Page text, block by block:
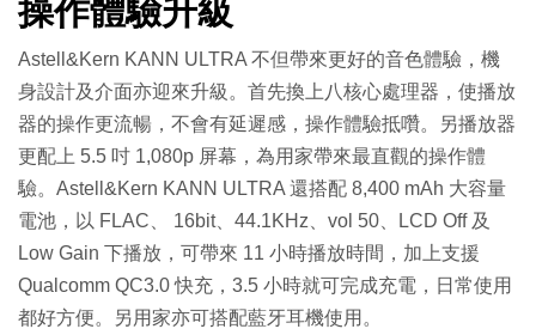
操作體驗升級
Astell&Kern KANN ULTRA 不但帶來更好的音色體驗，機
身設計及介面亦迎來升級。首先換上八核心處理器，使播放
器的操作更流暢，不會有延遲感，操作體驗抵囋。另播放器
更配上 5.5 吋 1,080p 屏幕，為用家帶來最直觀的操作體
驗。Astell&Kern KANN ULTRA 還搭配 8,400 mAh 大容量
電池，以 FLAC、 16bit、44.1KHz、vol 50、LCD Off 及
Low Gain 下播放，可帶來 11 小時播放時間，加上支援
Qualcomm QC3.0 快充，3.5 小時就可完成充電，日常使用
都好方便。另用家亦可搭配藍牙耳機使用。